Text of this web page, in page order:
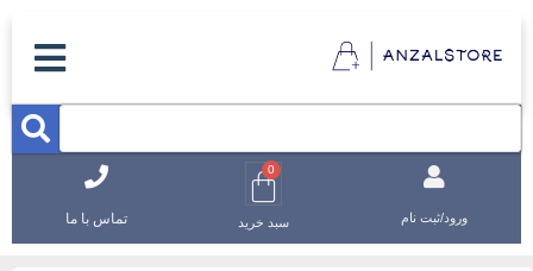
ورود/ثبت نام سبد خرید تماس با ما